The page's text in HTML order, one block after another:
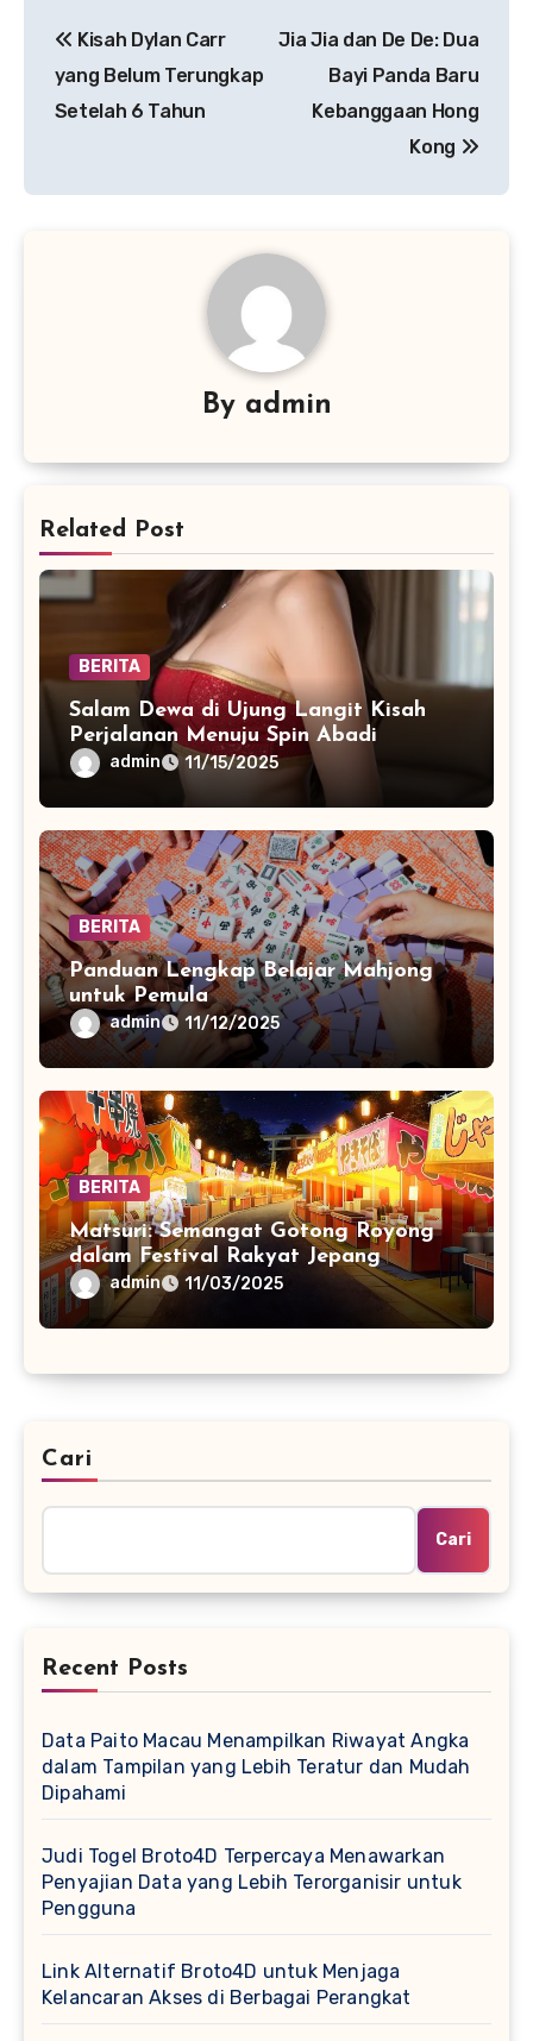
pos
Kisah Dylan Carr
yang Belum Terungkap
Setelah 6 Tahun
Jia Jia dan De De: Dua
Bayi Panda Baru
Kebanggaan Hong
Kong
By admin
Related Post
BERITA
Salam Dewa di Ujung Langit Kisah
Perjalanan Menuju Spin Abadi
admin 11/15/2025
BERITA
Panduan Lengkap Belajar Mahjong
untuk Pemula
admin 11/12/2025
BERITA
Matsuri: Semangat Gotong Royong
dalam Festival Rakyat Jepang
admin 11/03/2025
Cari
Cari
Recent Posts
Data Paito Macau Menampilkan Riwayat Angka
dalam Tampilan yang Lebih Teratur dan Mudah
Dipahami
Judi Togel Broto4D Terpercaya Menawarkan
Penyajian Data yang Lebih Terorganisir untuk
Pengguna
Link Alternatif Broto4D untuk Menjaga
Kelancaran Akses di Berbagai Perangkat